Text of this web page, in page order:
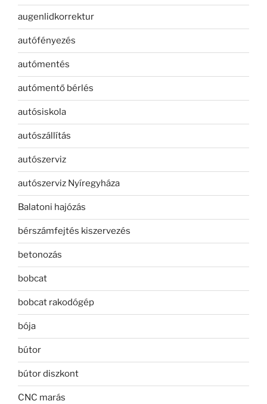
augenlidkorrektur
autófényezés
autómentés
autómentő bérlés
autósiskola
autószállítás
autószerviz
autószerviz Nyíregyháza
Balatoni hajózás
bérszámfejtés kiszervezés
betonozás
bobcat
bobcat rakodógép
bója
bútor
bútor diszkont
CNC marás